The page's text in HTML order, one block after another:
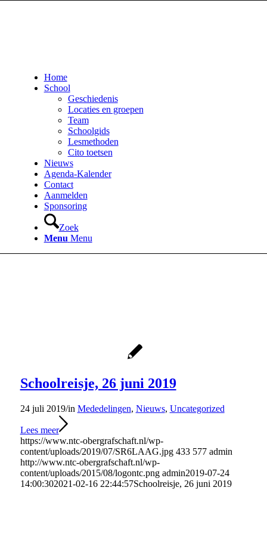
Home
School
Geschiedenis
Locaties en groepen
Team
Schoolgids
Lesmethoden
Cito toetsen
Nieuws
Agenda-Kalender
Contact
Aanmelden
Sponsoring
Zoek
Menu Menu
Schoolreisje, 26 juni 2019
24 juli 2019/in Mededelingen, Nieuws, Uncategorized
Lees meer
https://www.ntc-obergrafschaft.nl/wp-
content/uploads/2019/07/SR6LAAG.jpg 433 577 admin
http://www.ntc-obergrafschaft.nl/wp-
content/uploads/2015/08/logontc.png admin2019-07-24
14:00:302021-02-16 22:44:57Schoolreisje, 26 juni 2019